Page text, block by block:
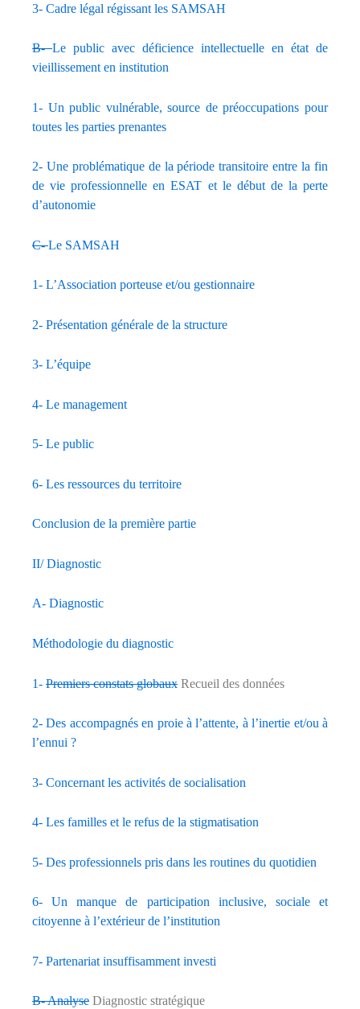
3- Cadre légal régissant les SAMSAH
B-Le public avec déficience intellectuelle en état de
vieillissement en institution
1- Un public vulnérable, source de préoccupations pour
toutes les parties prenantes
2- Une problématique de la période transitoire entre la fin
de vie professionnelle en ESAT et le début de la perte
d’autonomie
C-Le SAMSAH
1- L’Association porteuse et/ou gestionnaire
2- Présentation générale de la structure
3- L’équipe
4- Le management
5- Le public
6- Les ressources du territoire
Conclusion de la première partie
II/ Diagnostic
A- Diagnostic
Méthodologie du diagnostic
1- Premiers constats globaux Recueil des données
2- Des accompagnés en proie à l’attente, à l’inertie et/ou à
l’ennui ?
3- Concernant les activités de socialisation
4- Les familles et le refus de la stigmatisation
5- Des professionnels pris dans les routines du quotidien
6- Un manque de participation inclusive, sociale et
citoyenne à l’extérieur de l’institution
7- Partenariat insuffisamment investi
B- Analyse Diagnostic stratégique